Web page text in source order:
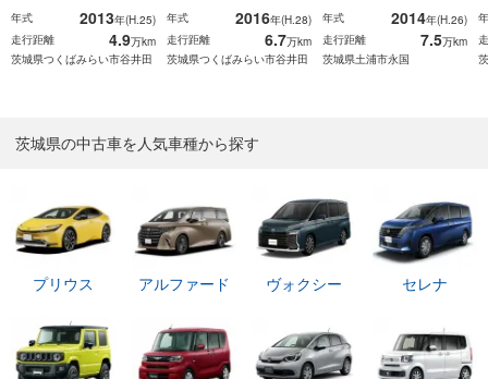
年式
2013年(H.25)
走行距離
4.9万km
茨城県つくばみらい市谷井田
年式
2016年(H.28)
走行距離
6.7万km
茨城県つくばみらい市谷井田
年式
2014年(H.26)
走行距離
7.5万km
茨城県土浦市永国
茨城県の中古車を人気車種から探す
プリウス アルファード ヴォクシー セレナ